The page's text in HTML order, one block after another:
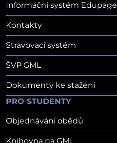
Informační systém Edupage
Kontakty
Stravovací systém
ŠVP GML
Dokumenty ke stažení
PRO STUDENTY
Objednávání obědů
Knihovna na GML